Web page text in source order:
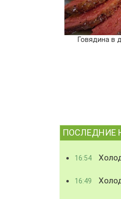
Говядина в
ПОСЛЕДНИЕ
16:54
16:49